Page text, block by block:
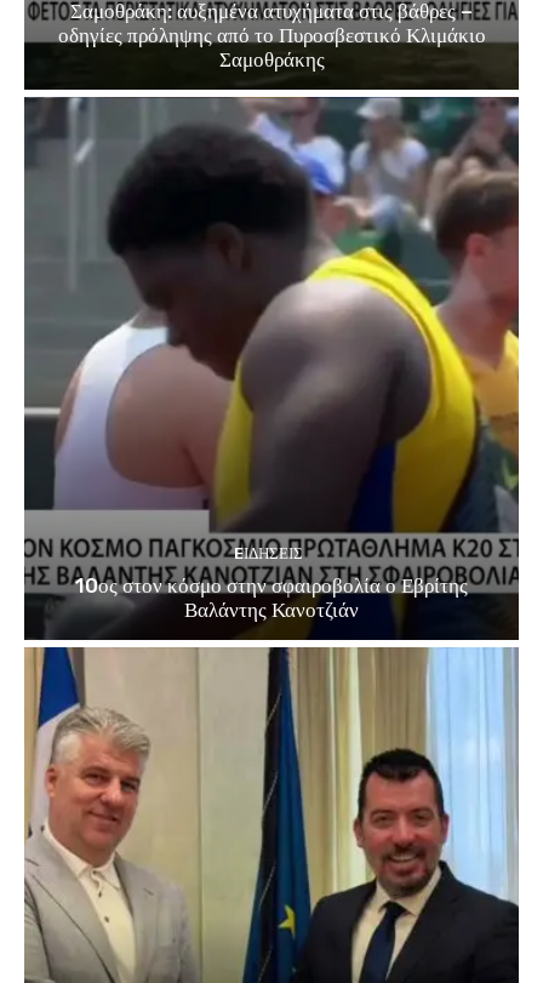
Σαμοθράκη: αυξημένα ατυχήματα στις βάθρες –
οδηγίες πρόληψης από το Πυροσβεστικό Κλιμάκιο
Σαμοθράκης
EΙΔΗΣΕΙΣ
10ος στον κόσμο στην σφαιροβολία ο Εβρίτης
Βαλάντης Κανοτζιάν